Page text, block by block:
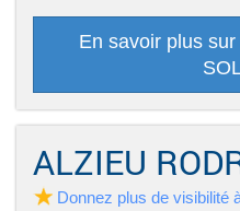
En savoir plus
ALZIEU
Donnez plus de visibilité